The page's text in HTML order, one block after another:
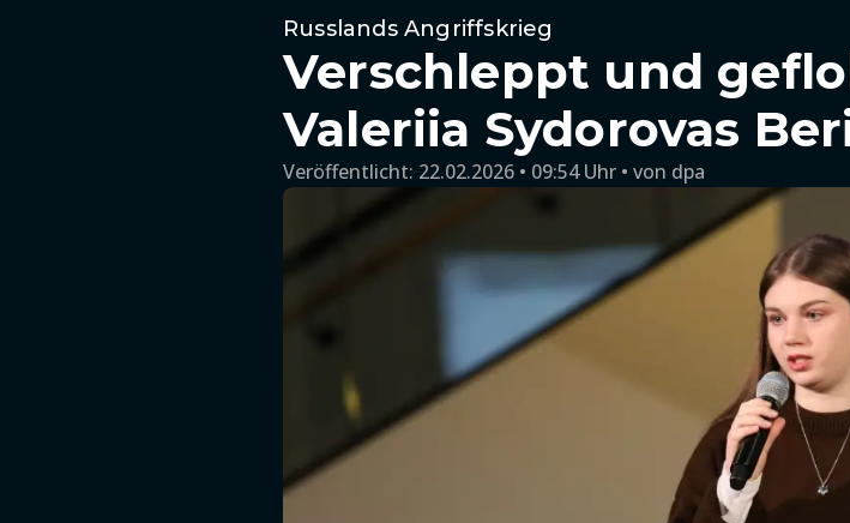
Russlands Angriffskrieg
Verschleppt und
Valeriia Sydorovas
Veröffentlicht: 22.02.2026 • 09:54 Uhr von dpa